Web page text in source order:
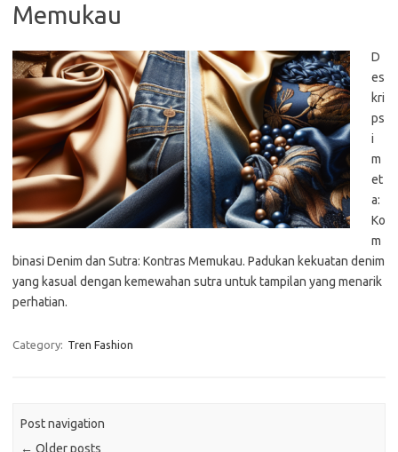
Memukau
D
es
kri
ps
i
m
et
a:
Ko
m
binasi Denim dan Sutra: Kontras Memukau. Padukan kekuatan denim
yang kasual dengan kemewahan sutra untuk tampilan yang menarik
perhatian.
Category: Tren Fashion
Post navigation
← Older posts